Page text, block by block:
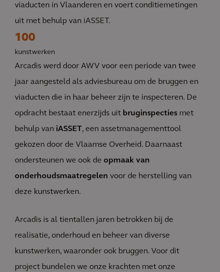
viaducten in Vlaanderen en voert conditiemetingen
uit met behulp van iASSET.
100
kunstwerken
Arcadis werd door AWV voor een periode van twee
jaar aangesteld als adviesbureau om de bruggen en
viaducten die in haar beheer zijn te inspecteren. De
opdracht bestaat enerzijds uit bruginspecties met
behulp van iASSET, een assetmanagementtool
gekozen door de Vlaamse Overheid. Daarnaast
ondersteunen we ook de opmaak van
onderhoudsmaatregelen voor de herstelling van
deze kunstwerken.
Arcadis is al tientallen jaren betrokken bij de
realisatie, onderhoud en beheer van diverse
kunstwerken, waaronder ook bruggen. Voor dit
project bundelen we onze krachten met onze